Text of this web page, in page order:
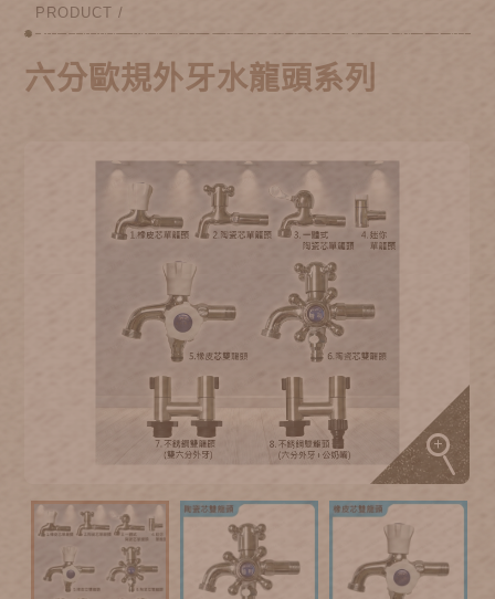
PRODUCT /
六分歐規外牙水龍頭系列